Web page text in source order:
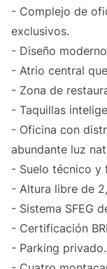
- Complejo de
exclusivos.
- Diseño
- Atrio central
- Zona de
- Taquillas
- Oficina con
abundante luz
- Suelo técnico y
- Altura libre de
- Sistema SFEG
- Certificación
- Parking privado.